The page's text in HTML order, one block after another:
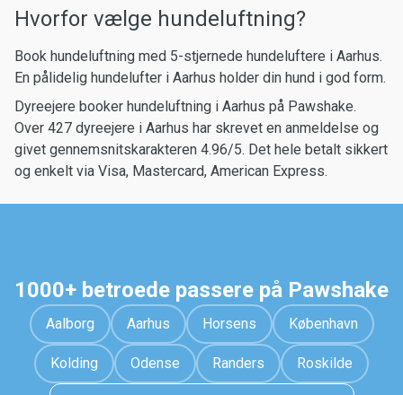
Hvorfor vælge hundeluftning?
Book hundeluftning med 5-stjernede hundeluftere i Aarhus.
En pålidelig hundelufter i Aarhus holder din hund i god form.
Dyreejere booker hundeluftning i Aarhus på Pawshake.
Over 427 dyreejere i Aarhus har skrevet en anmeldelse og
givet gennemsnitskarakteren 4.96/5. Det hele betalt sikkert
og enkelt via Visa, Mastercard, American Express.
1000+ betroede passere på Pawshake
Aalborg Aarhus Horsens København
Kolding Odense Randers Roskilde